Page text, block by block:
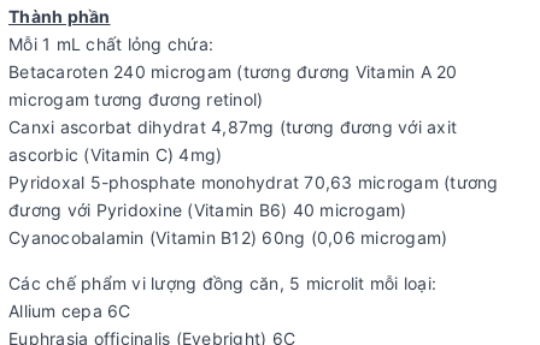
Thành phần
Mỗi 1 mL chất lỏng chứa:
Betacaroten 240 microgam (tương đương Vitamin A 20
microgam tương đương retinol)
Canxi ascorbat dihydrat 4,87mg (tương đương với axit
ascorbic (Vitamin C) 4mg)
Pyridoxal 5-phosphate monohydrat 70,63 microgam (tương
đương với Pyridoxine (Vitamin B6) 40 microgam)
Cyanocobalamin (Vitamin B12) 60ng (0,06 microgam)
Các chế phẩm vi lượng đồng căn, 5 microlit mỗi loại:
Allium cepa 6C
Euphrasia officinalis (Eyebright) 6C